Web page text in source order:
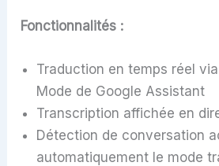
Fonctionnalités :
Traduction en temps réel
Mode de Google Assistant
Transcription affichée en
Détection de conversation
automatiquement le mode